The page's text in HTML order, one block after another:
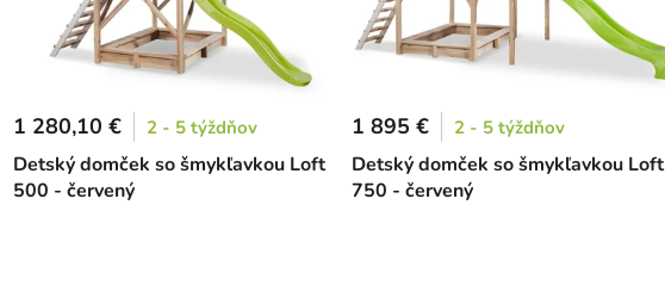
Detský domček so šmykľavkou Loft
500 - červený
1 280,10 € 2 - 5 týždňov
Detský domček so šmykľavkou Loft
750 - červený
1 895 € 2 - 5 týždňov